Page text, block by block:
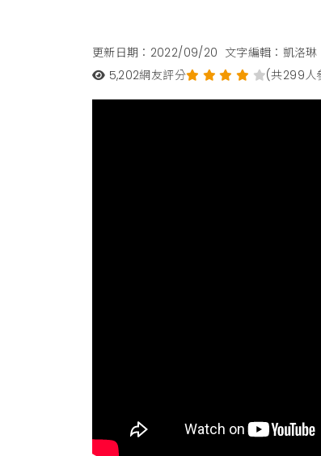
更新日期：2022/09/20 文字編輯：凱洛
5,202網友評分 (共299人